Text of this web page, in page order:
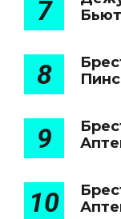
7
8
9
10